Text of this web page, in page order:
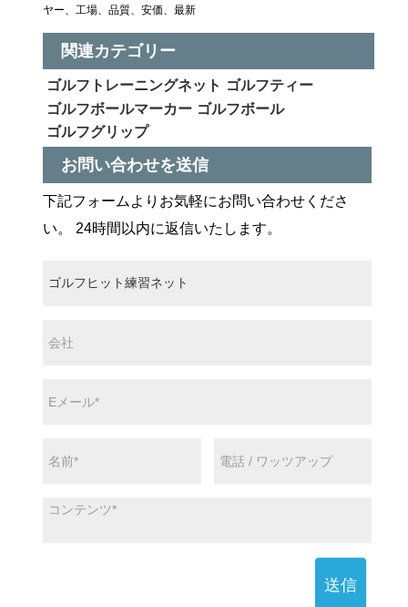
ヤー、工場、品質、安価、最新
関連カテゴリー
ゴルフトレーニングネット ゴルフティー
ゴルフボールマーカー ゴルフボール
ゴルフグリップ
お問い合わせを送信
下記フォームよりお気軽にお問い合わせくださ
い。 24時間以内に返信いたします。
送信